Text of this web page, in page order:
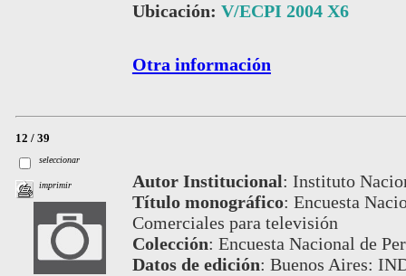
Ubicación: V/ECPI 2004 X6
Otra información
12 / 39
seleccionar
imprimir Autor Institucional: Instituto
Título monográfico: Encuesta
Comerciales para televisión
Colección: Encuesta Nacional de
Datos de edición: Buenos Aires: